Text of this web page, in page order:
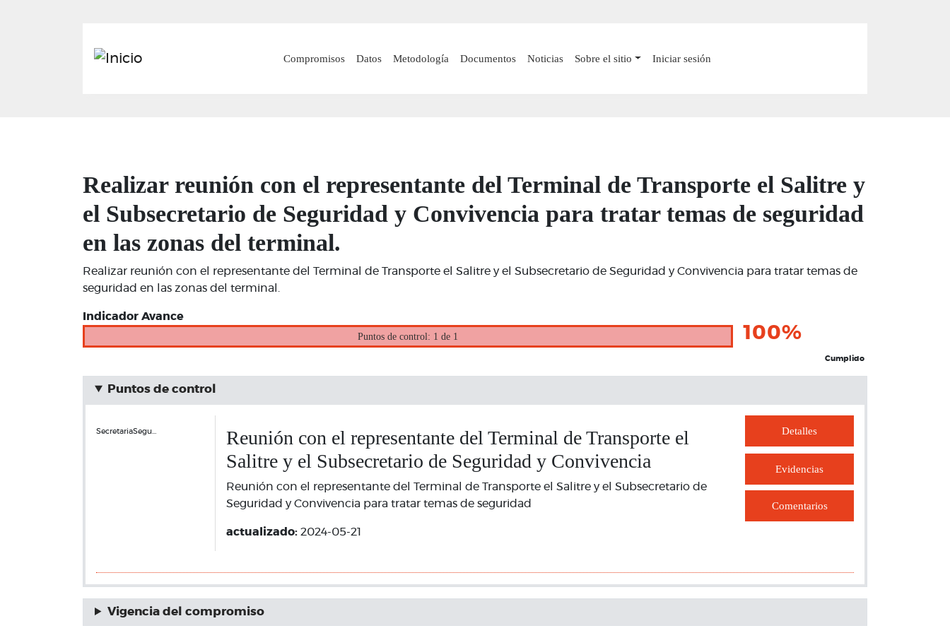
principal
Main navigation
Compromisos Datos Metodología Documentos Noticias Sobre el sitio Iniciar sesión
Realizar reunión con el representante del Terminal de Transporte el Salitre y
el Subsecretario de Seguridad y Convivencia para tratar temas de seguridad
en las zonas del terminal.
Realizar reunión con el representante del Terminal de Transporte el Salitre y el Subsecretario de Seguridad y Convivencia para tratar temas de
seguridad en las zonas del terminal.
Indicador Avance
Puntos de control: 1 de 1
100%
Cumplido
Puntos de control
SecretariaSegu…
Reunión con el representante del Terminal de Transporte el
Salitre y el Subsecretario de Seguridad y Convivencia
Reunión con el representante del Terminal de Transporte el Salitre y el Subsecretario de
Seguridad y Convivencia para tratar temas de seguridad
actualizado: 2024-05-21
Detalles
Evidencias
Comentarios
Vigencia del compromiso